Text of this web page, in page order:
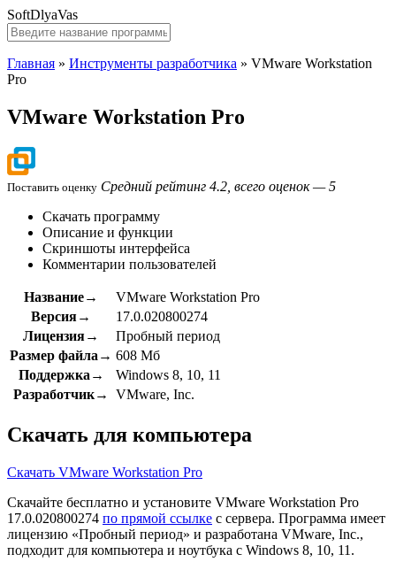
SoftDlyaVas
Главная » Инструменты разработчика » VMware Workstation
Pro
VMware Workstation Pro
Поставить оценку Средний рейтинг 4.2, всего оценок — 5
Скачать программу
Описание и функции
Скриншоты интерфейса
Комментарии пользователей
Название→
VMware Workstation Pro
Версия→
17.0.020800274
Лицензия→
Пробный период
Размер файла→ 608 Мб
Поддержка→
Windows 8, 10, 11
Разработчик→
VMware, Inc.
Скачать для компьютера
Скачать VMware Workstation Pro
Скачайте бесплатно и установите VMware Workstation Pro
17.0.020800274 по прямой ссылке с сервера. Программа имеет
лицензию «Пробный период» и разработана VMware, Inc.,
подходит для компьютера и ноутбука с Windows 8, 10, 11.